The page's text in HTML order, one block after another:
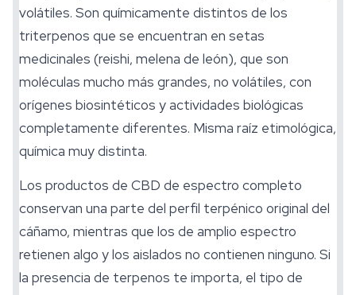
volátiles. Son químicamente distintos de los
triterpenos que se encuentran en setas
medicinales (reishi, melena de león), que son
moléculas mucho más grandes, no volátiles, con
orígenes biosintéticos y actividades biológicas
completamente diferentes. Misma raíz etimológica,
química muy distinta.
Los productos de CBD de espectro completo
conservan una parte del perfil terpénico original del
cáñamo, mientras que los de amplio espectro
retienen algo y los aislados no contienen ninguno. Si
la presencia de terpenos te importa, el tipo de